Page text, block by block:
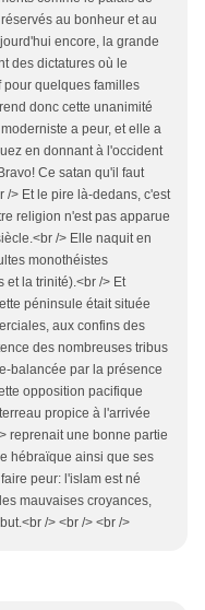
au bonheur et au
encore, la grande
des dictatures où le
pour quelques familles
donc cette unanimité
a peur, et elle a
en donnant à l'occident
Ce satan qu'il faut
/> Et le pire là-dedans, c'est
religion n'est pas apparue
/> Elle naquit en
monothéistes
et la trinité).<br /> Et
péninsule était située
aux confins des
des nombreuses tribus
balancée par la présence
opposition pacifique
propice à l'arrivée
reprenait une bonne partie
hébraïque ainsi que ses
peur: l'islam est né
mauvaises croyances,
/> <br /> <br />